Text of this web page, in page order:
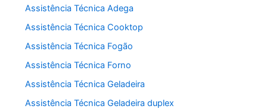
Assistência Técnica Adega
Assistência Técnica Cooktop
Assistência Técnica Fogão
Assistência Técnica Forno
Assistência Técnica Geladeira
Assistência Técnica Geladeira duplex